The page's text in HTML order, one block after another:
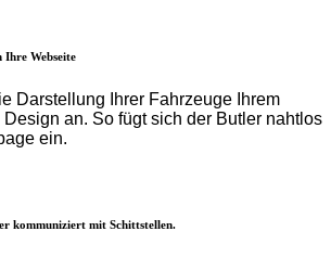
Ihre Webseite
Darstellung Ihrer Fahrzeuge Ihrem
an. So fügt sich der Butler nahtlos
ein.
kommuniziert mit Schittstellen.